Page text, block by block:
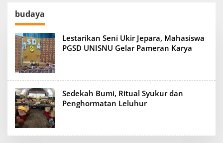
budaya
Lestarikan Seni Ukir Jepara, Mahasiswa
PGSD UNISNU Gelar Pameran Karya
Sedekah Bumi, Ritual Syukur dan
Penghormatan Leluhur